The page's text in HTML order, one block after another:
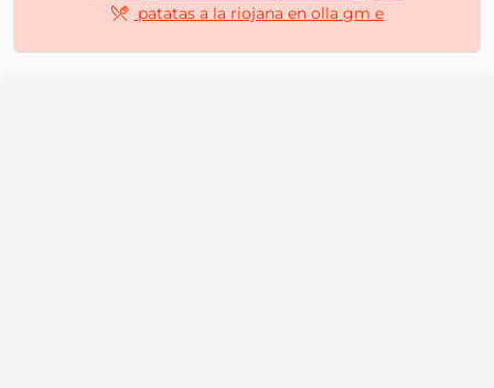
patatas a la riojana en olla gm e